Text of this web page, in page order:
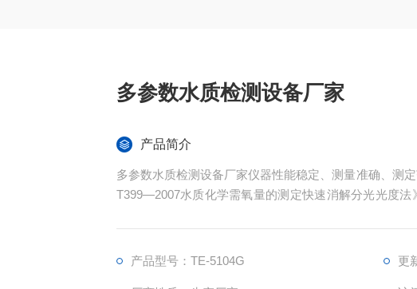
多参数水质检测设备厂家
产品简介
多参数水质检测设备厂家仪器性能稳定、测量准确、测
T399—2007水质化学需氧量的测定快速消解分光光度法
产品型号：TE-5104G
更